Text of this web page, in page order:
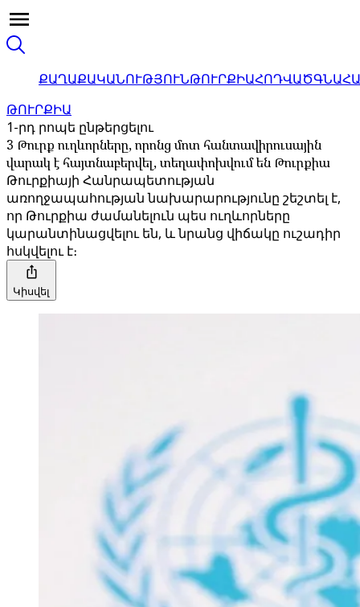
ՔԱՂԱՔԱԿԱՆՈՒԹՅՈՒՆԹՈՒՐՔԻԱՀՈԴՎԱԾ
ԹՈՒՐՔԻԱ
1-րդ րոպե ընթերցելու
3 Թուրք ուղևորները, որոնց մոտ հանտավիրուսային
վարակ է հայտնաբերվել, տեղափոխվում են Թուրքիա
Թուրքիայի Հանրապետության
առողջապահության նախարարությունը շեշտել է,
որ Թուրքիա ժամանելուն պես ուղևորները
կարանտինացվելու են, և նրանց վիճակը ուշադիր
հսկվելու է։
Կիսվել